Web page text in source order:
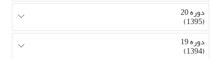
دوره 20
(1395)
دوره 19
(1394)